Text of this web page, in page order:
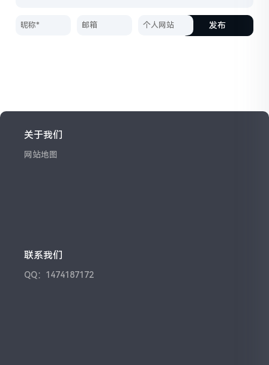
发布
关于我们
网站地图
联系我们
QQ：1474187172